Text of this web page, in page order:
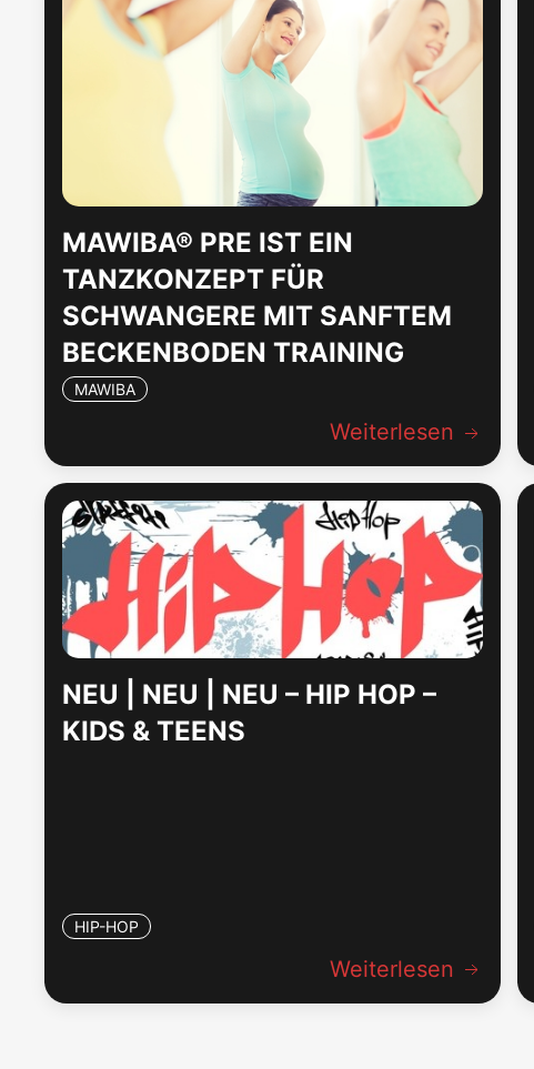
MAWIBA® PRE IST EIN
TANZKONZEPT FÜR
SCHWANGERE MIT SANFTEM
BECKENBODEN TRAINING
MAWIBA
Weiterlesen
NEU | NEU | NEU – HIP HOP –
KIDS & TEENS
HIP-HOP
Weiterlesen